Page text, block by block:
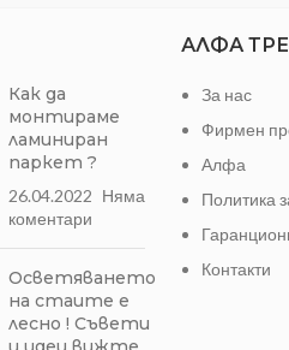
Как да
монтираме
ламиниран
паркет ?
26.04.2022 Няма
коментари
Осветяването
на стаите е
лесно ! Съвети
АЛФА
За нас
Фирмен
Алфа
Политика
Контакти